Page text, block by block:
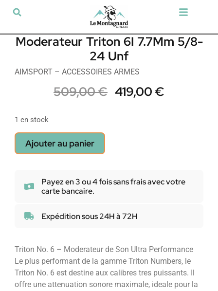
Moderateur Triton 6I 7.7Mm 5/8-
24 Unf
AIMSPORT – ACCESSOIRES ARMES
509,00€ 419,00€
1 en stock
Ajouter au panier
Payez en 3 ou 4 fois sans frais avec votre
carte bancaire.
Expédition sous 24H à 72H
Triton No. 6 – Moderateur de Son Ultra Performance
Le plus performant de la gamme Triton Numbers, le
Triton No. 6 est destine aux calibres tres puissants. Il
offre une attenuation sonore maximale, ideale pour la